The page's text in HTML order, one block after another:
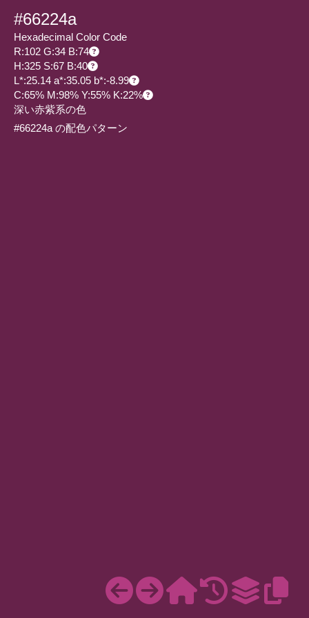
#66224a
Hexadecimal Color Code
R:102 G:34 B:74
H:325 S:67 B:40
L*:25.14 a*:35.05 b*:-8.99
C:65% M:98% Y:55% K:22%
深い赤紫系の色
#66224a の配色パターン